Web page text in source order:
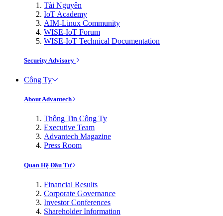
Tài Nguyên
IoT Academy
AIM-Linux Community
WISE-IoT Forum
WISE-IoT Technical Documentation
Security Advisory
Công Ty
About Advantech
Thông Tin Công Ty
Executive Team
Advantech Magazine
Press Room
Quan Hệ Đầu Tư
Financial Results
Corporate Governance
Investor Conferences
Shareholder Information